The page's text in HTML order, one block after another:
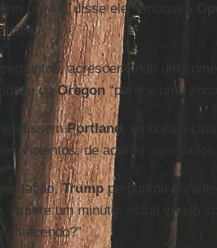
breve”, disse ele, embora a
perguntou, acrescentando um
doOregon“parece uma
Portland
, embora a
violentos, de acordo com
Trumpperguntou
espere um minuto, estou vendo